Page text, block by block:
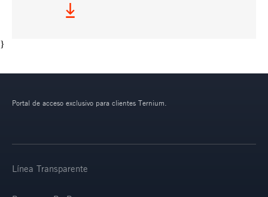
}
Portal de acceso exclusivo para clientes Ternium.
Línea Transparente